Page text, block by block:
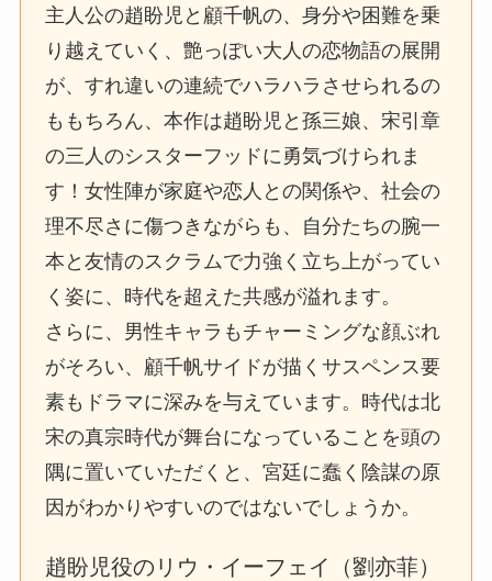
主人公の趙盼児と顧千帆の、身分や困難を乗
り越えていく、艶っぽい大人の恋物語の展開
が、すれ違いの連続でハラハラさせられるの
ももちろん、本作は趙盼児と孫三娘、宋引章
の三人のシスターフッドに勇気づけられま
す！女性陣が家庭や恋人との関係や、社会の
理不尽さに傷つきながらも、自分たちの腕一
本と友情のスクラムで力強く立ち上がってい
く姿に、時代を超えた共感が溢れます。
さらに、男性キャラもチャーミングな顔ぶれ
がそろい、顧千帆サイドが描くサスペンス要
素もドラマに深みを与えています。時代は北
宋の真宗時代が舞台になっていることを頭の
隅に置いていただくと、宮廷に蠢く陰謀の原
因がわかりやすいのではないでしょうか。
趙盼児役のリウ・イーフェイ（劉亦菲）